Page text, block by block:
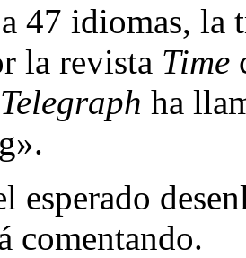
47 idiomas,
la revista Time
ha
esperado
comentando.